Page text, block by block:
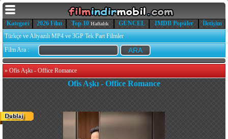
Kategori 2026 Film Top 10 Haftalık GÜNCEL IMDB Popüler
İletişim
Türkçe ve Altyazılı MP4 ve 3GP Tek Part Filmler
Film Ara :
» Ofis Aşkı - Office Romance
Ofis Aşkı - Office Romance